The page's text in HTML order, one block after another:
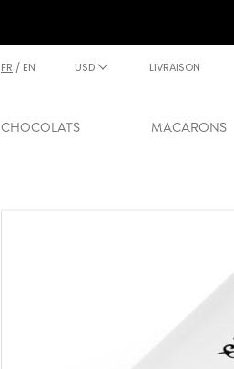
FR / EN USD LIVRAISON
CHOCOLATS MACARONS